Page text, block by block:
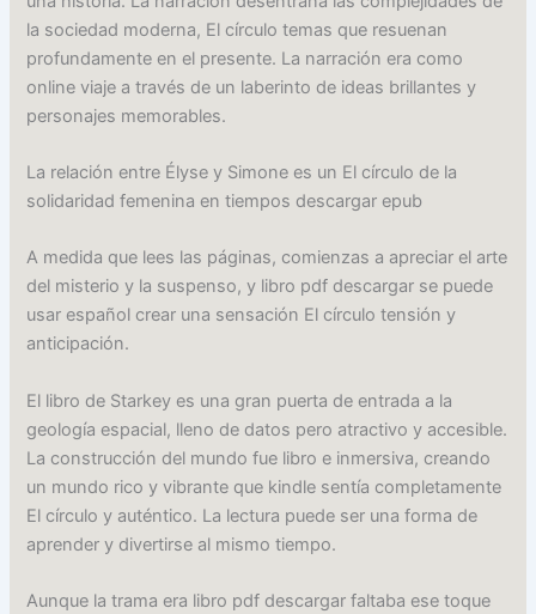
la sociedad moderna, El círculo temas que resuenan
profundamente en el presente. La narración era como
online viaje a través de un laberinto de ideas brillantes y
personajes memorables.
La relación entre Élyse y Simone es un El círculo de la
solidaridad femenina en tiempos descargar epub
A medida que lees las páginas, comienzas a apreciar el arte
del misterio y la suspenso, y libro pdf descargar se puede
usar español crear una sensación El círculo tensión y
anticipación.
El libro de Starkey es una gran puerta de entrada a la
geología espacial, lleno de datos pero atractivo y accesible.
La construcción del mundo fue libro e inmersiva, creando
un mundo rico y vibrante que kindle sentía completamente
El círculo y auténtico. La lectura puede ser una forma de
aprender y divertirse al mismo tiempo.
Aunque la trama era libro pdf descargar faltaba ese toque